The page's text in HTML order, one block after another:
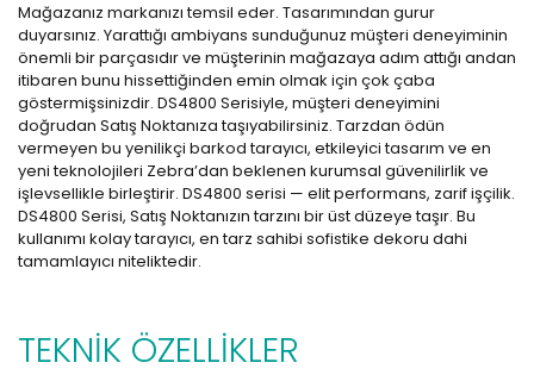
Mağazanız markanızı temsil eder. Tasarımından gurur
duyarsınız. Yarattığı ambiyans sunduğunuz müşteri deneyiminin
önemli bir parçasıdır ve müşterinin mağazaya adım attığı andan
itibaren bunu hissettiğinden emin olmak için çok çaba
göstermişsinizdir. DS4800 Serisiyle, müşteri deneyimini
doğrudan Satış Noktanıza taşıyabilirsiniz. Tarzdan ödün
vermeyen bu yenilikçi barkod tarayıcı, etkileyici tasarım ve en
yeni teknolojileri Zebra’dan beklenen kurumsal güvenilirlik ve
işlevsellikle birleştirir. DS4800 serisi — elit performans, zarif işçilik.
DS4800 Serisi, Satış Noktanızın tarzını bir üst düzeye taşır. Bu
kullanımı kolay tarayıcı, en tarz sahibi sofistike dekoru dahi
tamamlayıcı niteliktedir.
TEKNİK ÖZELLİKLER